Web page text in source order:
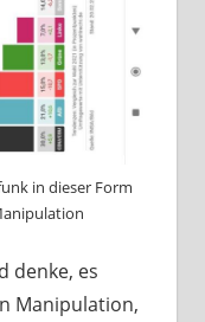
in dieser Form
denke, es
Manipulation,